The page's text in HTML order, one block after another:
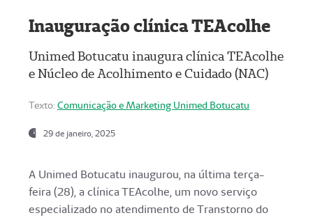
Inauguração clínica TEAcolhe
Unimed Botucatu inaugura clínica TEAcolhe
e Núcleo de Acolhimento e Cuidado (NAC)
Texto: Comunicação e Marketing Unimed Botucatu
29 de janeiro, 2025
A Unimed Botucatu inaugurou, na última terça-
feira (28), a clínica TEAcolhe, um novo serviço
especializado no atendimento de Transtorno do